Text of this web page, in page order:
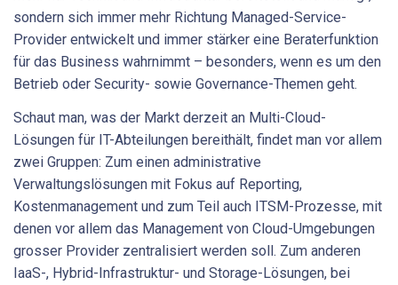
sondern sich immer mehr Richtung Managed-Service-
Provider entwickelt und immer stärker eine Beraterfunktion
für das Business wahrnimmt – besonders, wenn es um den
Betrieb oder Security- sowie Governance-Themen geht.
Schaut man, was der Markt derzeit an Multi-Cloud-
Lösungen für IT-Abteilungen bereithält, findet man vor allem
zwei Gruppen: Zum einen administrative
Verwaltungslösungen mit Fokus auf Reporting,
Kostenmanagement und zum Teil auch ITSM-Prozesse, mit
denen vor allem das Management von Cloud-Umgebungen
grosser Provider zentralisiert werden soll. Zum anderen
IaaS-, Hybrid-Infrastruktur- und Storage-Lösungen, bei